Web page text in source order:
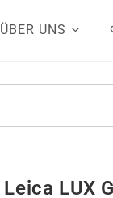
ÜBER UNS
Leica LUX